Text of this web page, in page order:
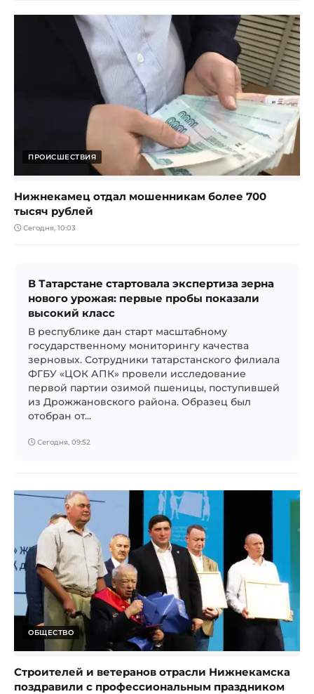
ПРОИСШЕСТВИЯ
Нижнекамец отдал мошенникам более 700
тысяч рублей
Сегодня, 10:03
В Татарстане стартовала экспертиза зерна
нового урожая: первые пробы показали
высокий класс
В республике дан старт масштабному
государственному мониторингу качества
зерновых. Сотрудники татарстанского филиала
ФГБУ «ЦОК АПК» провели исследование
первой партии озимой пшеницы, поступившей
из Дрожжановского района. Образец был
отобран от...
Сегодня, 09:52
ОБЩЕСТВО
Строителей и ветеранов отрасли Нижнекамска
поздравили с профессиональным праздником